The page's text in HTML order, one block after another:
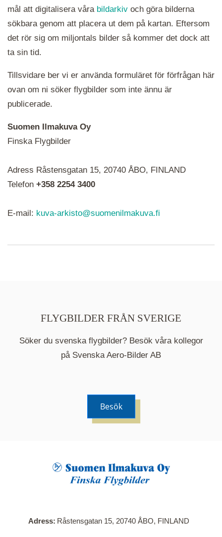
ikoner är det en serie i varje. Utplacerade bilder
syns som nålar istället.
När du klickar på en serie så öppnas en ny flik.
Här visas en karta över bilder med kända
mål att digitalisera våra bildarkiv och göra bilderna
sökbara genom att placera ut dem på kartan. Eftersom
det rör sig om miljontals bilder så kommer det dock att
ta sin tid.
Tillsvidare ber vi er använda formuläret för förfrågan här
ovan om ni söker flygbilder som inte ännu är
publicerade.
Suomen Ilmakuva Oy
Finska Flygbilder
Adress Råstensgatan 15, 20740 ÅBO, FINLAND
Telefon +358 2254 3400
E-mail: kuva-arkisto@suomenilmakuva.fi
FLYGBILDER FRÅN SVERIGE
Söker du svenska flygbilder? Besök våra kollegor
på Svenska Aero-Bilder AB
Besök
Adress Råstensgatan 15, 20740 ÅBO, FINLAND